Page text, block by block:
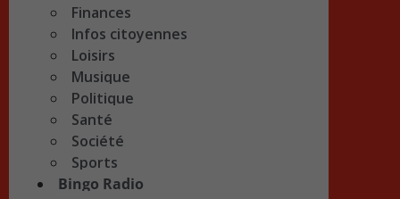
Finances
Infos citoyennes
Loisirs
Musique
Politique
Santé
Société
Sports
Bingo Radio